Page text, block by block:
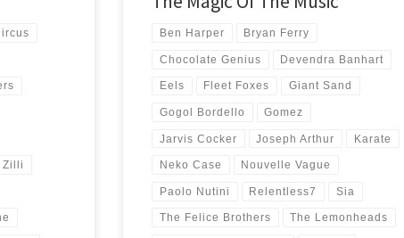
Zilli
Ben Harper Bryan Ferry
Chocolate Genius Devendra Banhart
Eels Fleet Foxes Giant Sand
Gogol Bordello Gomez
Jarvis Cocker Joseph Arthur Karate
Neko Case Nouvelle Vague
Paolo Nutini Relentless7 Sia
The Felice Brothers The Lemonheads